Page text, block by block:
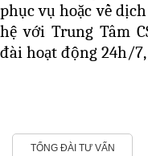
phục vụ hoặc về
hệ với Trung Tâm
đài hoạt động 24h/
TỔNG ĐÀI TƯ VẤN